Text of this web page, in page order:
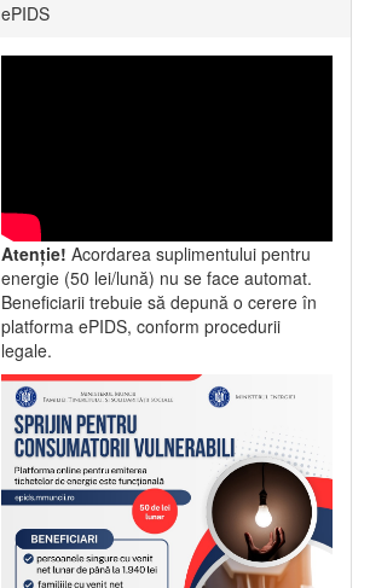
ePIDS
Atenție! Acordarea suplimentului pentru
energie (50 lei/lună) nu se face automat.
Beneficiarii trebuie să depună o cerere în
platforma ePIDS, conform procedurii
legale.